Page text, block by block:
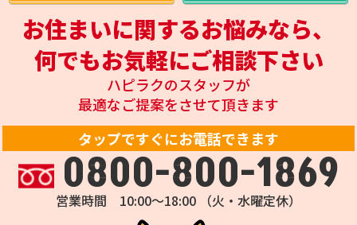
お住まいに関するお悩みなら、
何でもお気軽にご相談下さい
ハピラクのスタッフが
最適なご提案をさせて頂きます
タップですぐにお電話できます
0800-800-1869
営業時間 10:00～18:00 （火・水曜定休）